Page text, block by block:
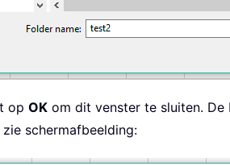
op OK om dit venster te sluiten. De
schermafbeelding: